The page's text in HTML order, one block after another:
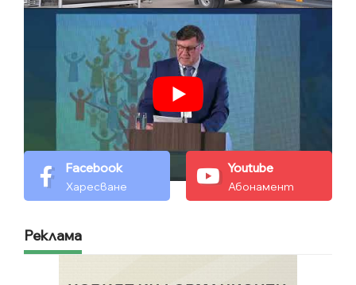
Facebook
Харесване
Youtube
Абонамент
Реклама